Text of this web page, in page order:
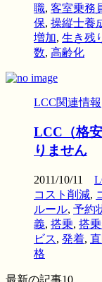
職, 客室乗務
保, 操縦士養
増加, 生き残
数, 高齢化
LCC関連情報
LCC（格
りません
2011/10/11
コスト削減,
ルール, 予約
義, 搭乗, 搭
ビス, 発着,
格